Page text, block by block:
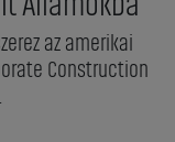
az amerikai
Construction